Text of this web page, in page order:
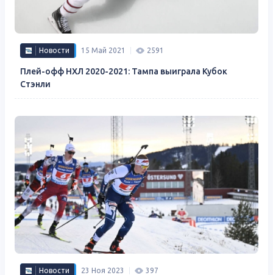
Новости 15 Май 2021 2591
Плей-офф НХЛ 2020-2021: Тампа выиграла Кубок
Стэнли
Новости 23 Ноя 2023 397